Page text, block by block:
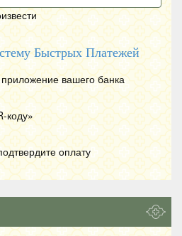
Быстрых Платежей
вашего банка
-коду»
оплату